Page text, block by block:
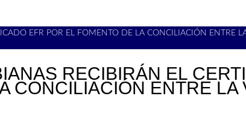
EFR POR EL FOMENTO DE LA CONCILIACIÓN ENTRE
RECIBIRÁN EL
CONCILIACIÓN ENTRE LA